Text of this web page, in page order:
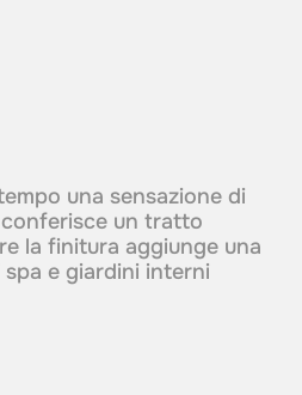
una sensazione di
un tratto
la finitura aggiunge una
e giardini interni